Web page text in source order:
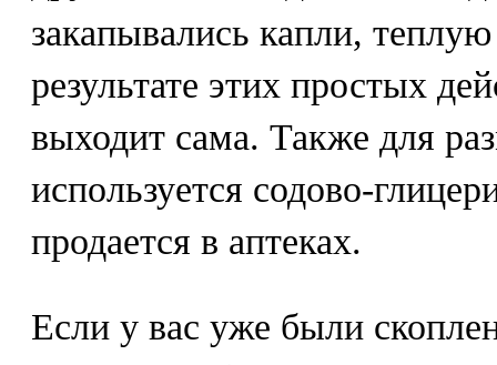
закапывались капли,
результате этих простых
выходит сама. Также для
используется содово-
продается в аптеках.
Если у вас уже были